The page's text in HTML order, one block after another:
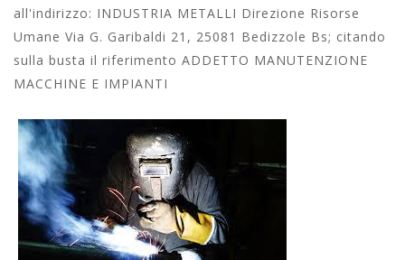
all'indirizzo: INDUSTRIA METALLI Direzione Risorse
Umane Via G. Garibaldi 21, 25081 Bedizzole Bs; citando
sulla busta il riferimento ADDETTO MANUTENZIONE
MACCHINE E IMPIANTI